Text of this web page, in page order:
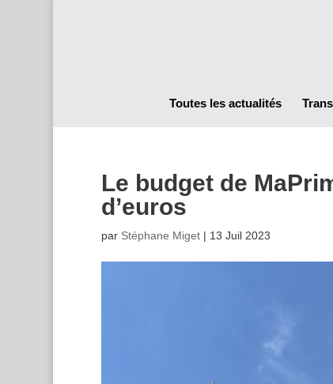
Toutes les actualités
Le budget de
d’euros
par Stéphane Miget| 13 Juil 2023